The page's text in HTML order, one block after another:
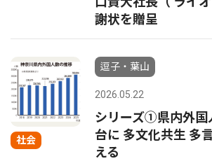
謝状を贈呈
社会
逗子・葉山
2026.05.22
シリーズ①県内外国
台に 多文化共生 多
える